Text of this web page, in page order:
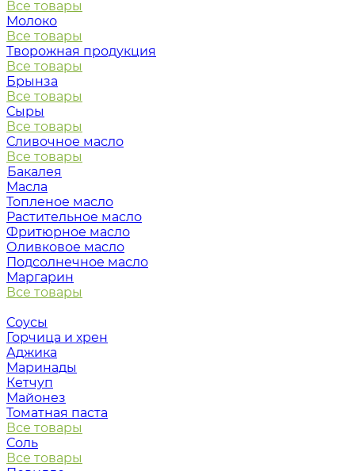
Все товары
Молоко
Все товары
Творожная продукция
Все товары
Брынза
Все товары
Сыры
Все товары
Сливочное масло
Все товары
Бакалея
Масла
Топленое масло
Растительное масло
Фритюрное масло
Оливковое масло
Подсолнечное масло
Маргарин
Все товары
Соусы
Горчица и хрен
Аджика
Маринады
Кетчуп
Майонез
Томатная паста
Все товары
Соль
Все товары